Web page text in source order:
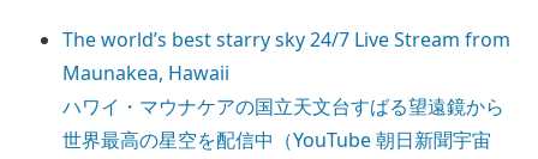
The world’s best starry sky 24/7 Live Stream from
Maunakea, Hawaii
ハワイ・マウナケアの国立天文台すばる望遠鏡から
世界最高の星空を配信中（YouTube 朝日新聞宇宙